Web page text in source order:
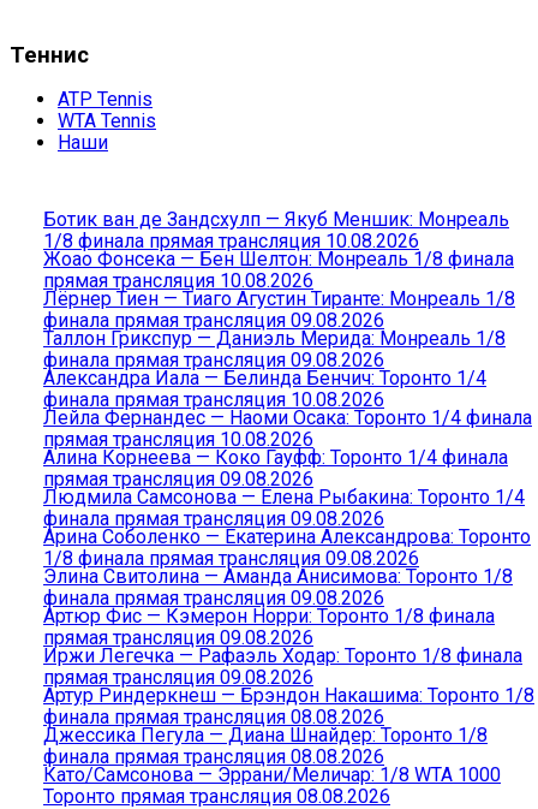
Теннис
ATP Tennis
WTA Tennis
Наши
Ботик ван де Зандсхулп — Якуб Меншик: Монреаль
1/8 финала прямая трансляция 10.08.2026
Жоао Фонсека — Бен Шелтон: Монреаль 1/8 финала
прямая трансляция 10.08.2026
Лёрнер Тиен — Тиаго Агустин Тиранте: Монреаль 1/8
финала прямая трансляция 09.08.2026
Таллон Грикспур — Даниэль Мерида: Монреаль 1/8
финала прямая трансляция 09.08.2026
Александра Иала — Белинда Бенчич: Торонто 1/4
финала прямая трансляция 10.08.2026
Лейла Фернандес — Наоми Осака: Торонто 1/4 финала
прямая трансляция 10.08.2026
Алина Корнеева — Коко Гауфф: Торонто 1/4 финала
прямая трансляция 09.08.2026
Людмила Самсонова — Елена Рыбакина: Торонто 1/4
финала прямая трансляция 09.08.2026
Арина Соболенко — Екатерина Александрова: Торонто
1/8 финала прямая трансляция 09.08.2026
Элина Свитолина — Аманда Анисимова: Торонто 1/8
финала прямая трансляция 09.08.2026
Артюр Фис — Кэмерон Норри: Торонто 1/8 финала
прямая трансляция 09.08.2026
Иржи Легечка — Рафаэль Ходар: Торонто 1/8 финала
прямая трансляция 09.08.2026
Артур Риндеркнеш — Брэндон Накашима: Торонто 1/8
финала прямая трансляция 08.08.2026
Джессика Пегула — Диана Шнайдер: Торонто 1/8
финала прямая трансляция 08.08.2026
Като/Самсонова — Эррани/Меличар: 1/8 WTA 1000
Торонто прямая трансляция 08.08.2026